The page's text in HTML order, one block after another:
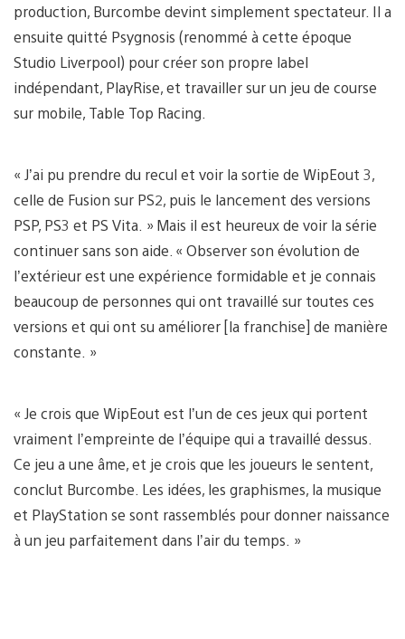
production, Burcombe devint simplement spectateur. Il a
ensuite quitté Psygnosis (renommé à cette époque
Studio Liverpool) pour créer son propre label
indépendant, PlayRise, et travailler sur un jeu de course
sur mobile, Table Top Racing.
« J’ai pu prendre du recul et voir la sortie de WipEout 3,
celle de Fusion sur PS2, puis le lancement des versions
PSP, PS3 et PS Vita. » Mais il est heureux de voir la série
continuer sans son aide. « Observer son évolution de
l’extérieur est une expérience formidable et je connais
beaucoup de personnes qui ont travaillé sur toutes ces
versions et qui ont su améliorer [la franchise] de manière
constante. »
« Je crois que WipEout est l’un de ces jeux qui portent
vraiment l’empreinte de l’équipe qui a travaillé dessus.
Ce jeu a une âme, et je crois que les joueurs le sentent,
conclut Burcombe. Les idées, les graphismes, la musique
et PlayStation se sont rassemblés pour donner naissance
à un jeu parfaitement dans l’air du temps. »